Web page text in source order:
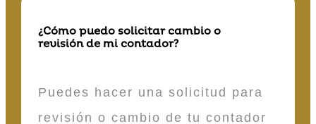
¿Cómo puedo solicitar cambio o
revisión de mi contador?
Puedes hacer una solicitud para
revisión o cambio de tu contador